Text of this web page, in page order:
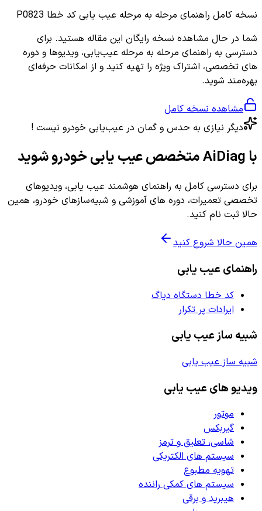
نسخه کامل راهنمای مرحله به مرحله عیب یابی کد خطا P0823
شما در حال مشاهده نسخه رایگان این مقاله هستید. برای
دسترسی به راهنمای مرحله به مرحله عیب‌یابی، ویدیوها و دوره
های تخصصی، اشتراک ویژه را تهیه کنید و از امکانات حرفه‌ای
بهره‌مند شوید.
مشاهده نسخه کامل
دیگر نیازی به حدس و گمان در عیب‌یابی خودرو نیست !
با AiDiag متخصص عیب یابی خودرو شوید
برای دسترسی کامل به راهنمای هوشمند عیب یابی، ویدیوهای
تخصصی تعمیرات، دوره های آموزشی و شبیه‌سازهای خودرو، همین
حالا ثبت نام کنید.
همین حالا شروع کنید
راهنمای عیب یابی
کد خطا دستگاه دیاگ
ایرادات پر تکرار
شبیه ساز عیب یابی
شبیه ساز عیب یابی
ویدیو های عیب یابی
موتور
گیربکس
شاسی، تعلیق و ترمز
سیستم های الکتریکی
تهویه مطبوع
سیستم های کمکی راننده
هیبرید و برقی